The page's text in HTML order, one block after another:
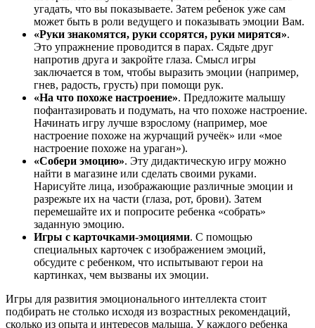
угадать, что вы показываете. Затем ребенок уже сам
может быть в роли ведущего и показывать эмоции Вам.
«Руки знакомятся, руки ссорятся, руки мирятся».
Это упражнение проводится в парах. Сядьте друг
напротив друга и закройте глаза. Смысл игры
заключается в том, чтобы выразить эмоции (например,
гнев, радость, грусть) при помощи рук.
«На что похоже настроение». Предложите малышу
пофантазировать и подумать, на что похоже настроение.
Начинать игру лучше взрослому (например, мое
настроение похоже на журчащий ручеёк» или «мое
настроение похоже на ураган»).
«Собери эмоцию». Эту дидактическую игру можно
найти в магазине или сделать своими руками.
Нарисуйте лица, изображающие различные эмоции и
разрежьте их на части (глаза, рот, брови). Затем
перемешайте их и попросите ребенка «собрать»
заданную эмоцию.
Игры с карточками-эмоциями. С помощью
специальных карточек с изображением эмоций,
обсудите с ребенком, что испытывают герои на
картинках, чем вызваны их эмоции.
Игры для развития эмоционального интеллекта стоит
подбирать не столько исходя из возрастных рекомендаций,
сколько из опыта и интересов малыша. У каждого ребенка